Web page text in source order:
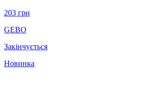
203 грн
GEBO
Закінчується
Новинка